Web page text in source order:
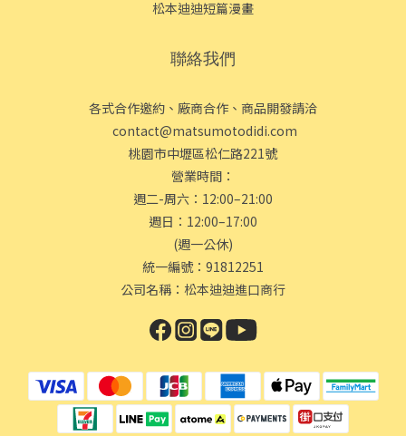
松本迪迪短篇漫畫
聯絡我們
各式合作邀約、廠商合作、商品開發請洽
contact@matsumotodidi.com
桃園市中壢區松仁路221號
營業時間：
週二-周六：12:00–21:00
週日：12:00–17:00
(週一公休)
統一編號：91812251
公司名稱：松本迪迪進口商行